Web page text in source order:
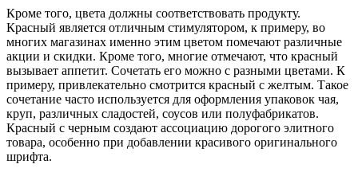
Кроме того, цвета должны соответствовать продукту.
Красный является отличным стимулятором, к примеру, во
многих магазинах именно этим цветом помечают различные
акции и скидки. Кроме того, многие отмечают, что красный
вызывает аппетит. Сочетать его можно с разными цветами. К
примеру, привлекательно смотрится красный с желтым. Такое
сочетание часто используется для оформления упаковок чая,
круп, различных сладостей, соусов или полуфабрикатов.
Красный с черным создают ассоциацию дорогого элитного
товара, особенно при добавлении красивого оригинального
шрифта.